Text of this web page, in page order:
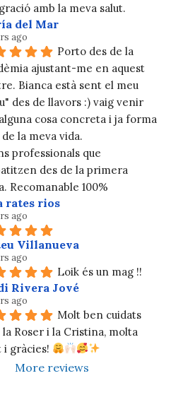
amb la meva salut.
del Mar
ago
Porto des de la
ajustant-me en aquest
Bianca està sent el meu
des de llavors :) vaig venir
cosa concreta i ja forma
la meva vida.
professionals que
des de la primera
Recomanable 100%
rates rios
ago
Villanueva
ago
Loik és un mag !!
Rivera Jové
ago
Molt ben cuidats
la Roser i la Cristina, molta
i gràcies!
More reviews